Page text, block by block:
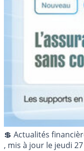
💲 Actualités
, mis à jour le jeudi